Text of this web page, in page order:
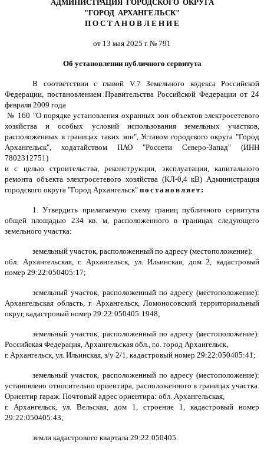
АДМИНИСТРАЦИЯ ГОРОДСКОГО ОКРУГА
"ГОРОД АРХАНГЕЛЬСК"
П О С Т А Н О В Л Е Н И Е
от 13 мая 2025 г. № 791
Об установлении публичного сервитута
В соответствии с главой V.7 Земельного кодекса Российской
Федерации, постановлением Правительства Российской Федерации от 24
февраля 2009 года
№ 160 "О порядке установления охранных зон объектов электросетевого
хозяйства и особых условий использования земельных участков,
расположенных в границах таких зон", Уставом городского округа "Город
Архангельск", ходатайством ПАО "Россети Северо-Запад" (ИНН
7802312751)
и с целью строительства, реконструкции, эксплуатации, капитального
ремонта объекта электросетевого хозяйства (КЛ-0,4 кВ) Администрация
городского округа "Город Архангельск" постановляет:
1. Утвердить прилагаемую схему границ публичного сервитута
общей площадью 234 кв. м, расположенного в границах следующего
земельного участка:
земельный участок, расположенный по адресу (местоположение):
обл. Архангельская, г. Архангельск, ул. Ильинская, дом 2, кадастровый
номер 29:22:050405:17;
земельный участок, расположенный по адресу (местоположение):
Архангельская область, г. Архангельск, Ломоносовский территориальный
округ, кадастровый номер 29:22:050405:1948;
земельный участок, расположенный по адресу (местоположение):
Российская Федерация, Архангельская обл., г.о. город Архангельск,
г. Архангельск, ул. Ильинская, з/у 2/1, кадастровый номер 29:22:050405:41;
земельный участок, расположенный по адресу (местоположение):
установлено относительно ориентира, расположенного в границах участка.
Ориентир гараж. Почтовый адрес ориентира: обл. Архангельская,
г. Архангельск, ул. Вельская, дом 1, строение 1, кадастровый номер
29:22:050405:43;
земли кадастрового квартала 29:22:050405.